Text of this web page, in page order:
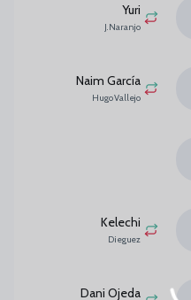
Yuri
J. Naranjo
Naim García
Hugo Vallejo
Kelechi
Dieguez
Dani Ojeda